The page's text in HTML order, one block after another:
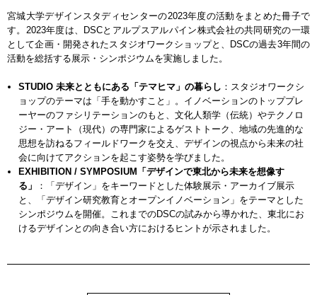
宮城大学デザインスタディセンターの2023年度の活動をまとめた冊子で
す。2023年度は、DSCとアルプスアルパイン株式会社の共同研究の一環
として企画・開発されたスタジオワークショップと、DSCの過去3年間の
活動を総括する展示・シンポジウムを実施しました。
STUDIO 未来とともにある「テマヒマ」の暮らし ：スタジオワークシ
ョップのテーマは「手を動かすこと」。イノベーションのトッププレ
ーヤーのファシリテーションのもと、文化人類学（伝統）やテクノロ
ジー・アート（現代）の専門家によるゲストトーク、地域の先進的な
思想を訪ねるフィールドワークを交え、デザインの視点から未来の社
会に向けてアクションを起こす姿勢を学びました。
EXHIBITION / SYMPOSIUM「デザインで東北から未来を想像す
る」
：「デザイン」をキーワードとした体験展示・アーカイブ展示
と、「デザイン研究教育とオープンイノベーション」をテーマとした
シンポジウムを開催。これまでのDSCの試みから導かれた、東北にお
けるデザインとの向き合い方におけるヒントが示されました。